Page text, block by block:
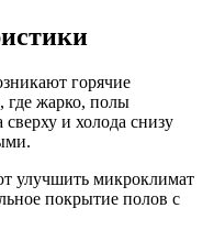
горячие
где жарко, полы
и холода снизу
улучшить микроклимат
покрытие полов с